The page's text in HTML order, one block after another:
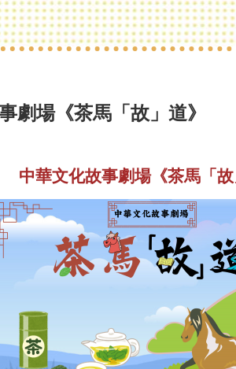
劇場《茶馬「故」道》
中華文化故事劇場《茶馬「